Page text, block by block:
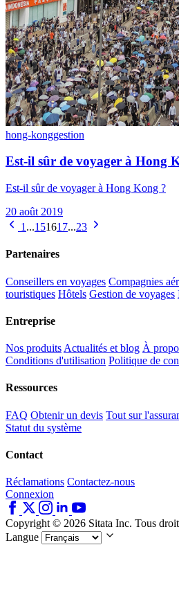
hong-konggestion
Est-il sûr de voyager à Hong
Est-il sûr de voyager à Hong Kong ?
20 août 2019
1 ...151617...23
Partenaires
Conseillers en voyages Compagnies
touristiques Hôtels Gestion de voyages
Entreprise
Nos produits Actualités et blog À
Conditions d'utilisation Politique de
Ressources
FAQ Obtenir un devis Tout sur
Statut du système
Contact
Réclamations Contactez-nous
Connexion
Copyright © 2026 Sitata Inc. Tous
Langue